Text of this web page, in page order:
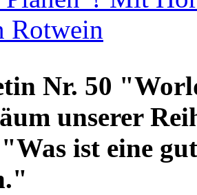
Rotwein
Nr. 50
unserer
ist eine